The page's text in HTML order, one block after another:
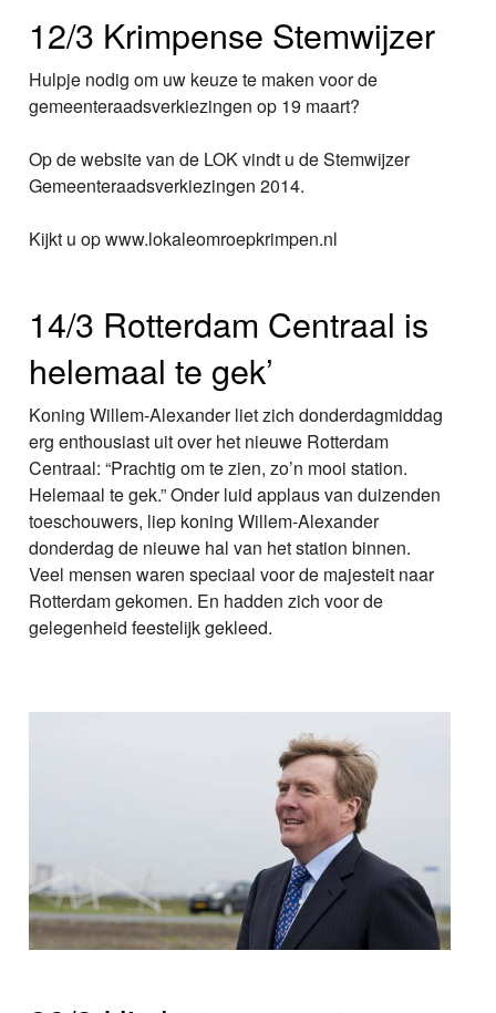
12/3 Krimpense Stemwijzer
Hulpje nodig om uw keuze te maken voor de
gemeenteraadsverkiezingen op 19 maart?
Op de website van de LOK vindt u de Stemwijzer
Gemeenteraadsverkiezingen 2014.
Kijkt u op www.lokaleomroepkrimpen.nl
14/3 Rotterdam Centraal is
helemaal te gek’
Koning Willem-Alexander liet zich donderdagmiddag
erg enthousiast uit over het nieuwe Rotterdam
Centraal: “Prachtig om te zien, zo’n mooi station.
Helemaal te gek.” Onder luid applaus van duizenden
toeschouwers, liep koning Willem-Alexander
donderdag de nieuwe hal van het station binnen.
Veel mensen waren speciaal voor de majesteit naar
Rotterdam gekomen. En hadden zich voor de
gelegenheid feestelijk gekleed.